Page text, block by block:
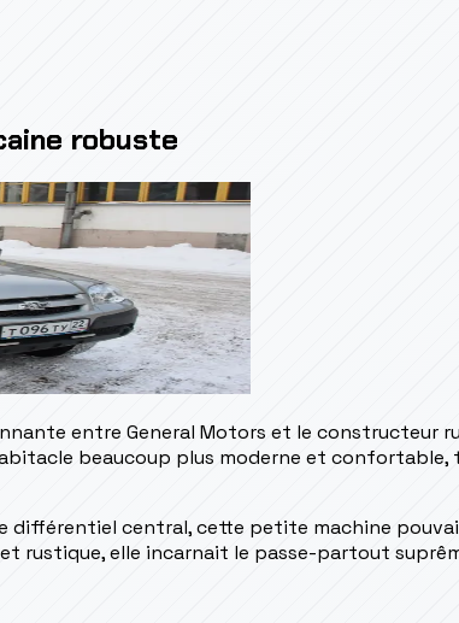
robuste
entre General Motors et le constructeur
beaucoup plus moderne et
central, cette petite machine
rustique, elle incarnait le passe-partout